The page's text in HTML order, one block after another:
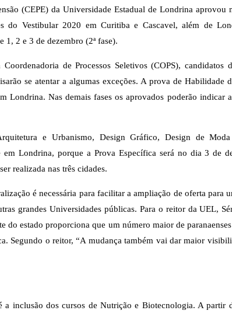
(CEPE) da Universidade Estadual de Londrina aprovou
do Vestibular 2020 em Curitiba e Cascavel, além de
1, 2 e 3 de dezembro (2ª fase).
de Processos Seletivos (COPS), candidatos
se atentar a algumas exceções. A prova de Habilidade
Londrina. Nas demais fases os aprovados poderão indicar
e Urbanismo, Design Gráfico, Design de
em Londrina, porque a Prova Específica será no dia 3 de
realizada nas três cidades.
é necessária para facilitar a ampliação de oferta para
grandes Universidades públicas. Para o reitor da UEL,
do estado proporciona que um número maior de
Segundo o reitor, “A mudança também vai dar maior
inclusão dos cursos de Nutrição e Biotecnologia. A partir